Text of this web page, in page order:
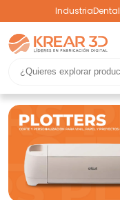
IndustriaDental